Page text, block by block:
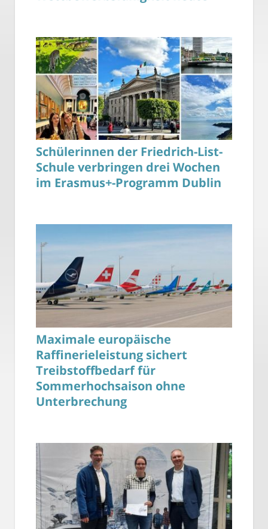
Schülerinnen der Friedrich-List-
Schule verbringen drei Wochen
im Erasmus+-Programm Dublin
Maximale europäische
Raffinerieleistung sichert
Treibstoffbedarf für
Sommerhochsaison ohne
Unterbrechung